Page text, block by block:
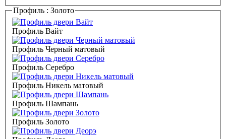
Профиль : Золото
Профиль Вайт
Профиль Черный матовый
Профиль Серебро
Профиль Никель матовый
Профиль Шампань
Профиль Золото